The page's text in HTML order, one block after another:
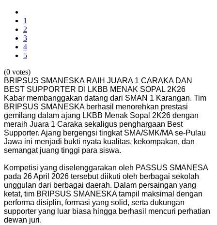
1
2
3
4
5
(0 votes)
BRIPSUS SMANESKA RAIH JUARA 1 CARAKA DAN
BEST SUPPORTER DI LKBB MENAK SOPAL 2K26
Kabar membanggakan datang dari SMAN 1 Karangan. Tim
BRIPSUS SMANESKA berhasil menorehkan prestasi
gemilang dalam ajang LKBB Menak Sopal 2K26 dengan
meraih Juara 1 Caraka sekaligus penghargaan Best
Supporter. Ajang bergengsi tingkat SMA/SMK/MA se-Pulau
Jawa ini menjadi bukti nyata kualitas, kekompakan, dan
semangat juang tinggi para siswa.
Kompetisi yang diselenggarakan oleh PASSUS SMANESA
pada 26 April 2026 tersebut diikuti oleh berbagai sekolah
unggulan dari berbagai daerah. Dalam persaingan yang
ketat, tim BRIPSUS SMANESKA tampil maksimal dengan
performa disiplin, formasi yang solid, serta dukungan
supporter yang luar biasa hingga berhasil mencuri perhatian
dewan juri.